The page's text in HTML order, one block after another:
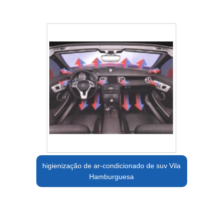
higienização de ar-condicionado de suv Vila
Hamburguesa